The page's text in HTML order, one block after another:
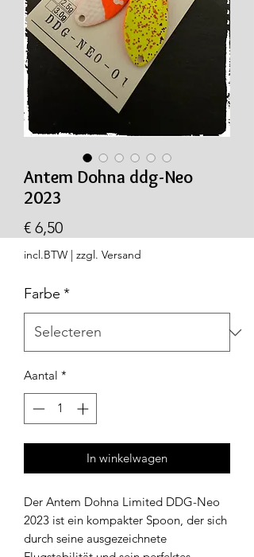
Antem Dohna ddg-Neo
2023
€ 6,50Prijs
incl.BTW | zzgl. Versand
Farbe *
Aantal *
In winkelwagen
Der Antem Dohna Limited DDG-Neo
2023 ist ein kompakter Spoon, der sich
durch seine ausgezeichnete